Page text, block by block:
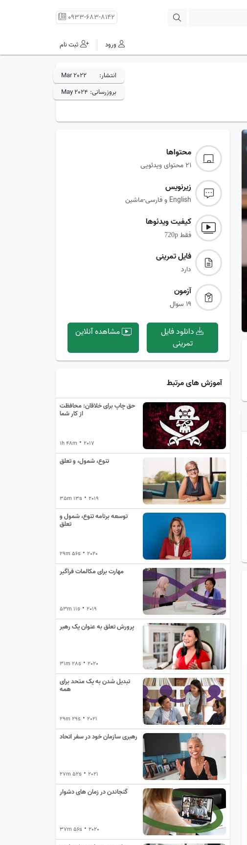
0933-683-8142
ورود ثبت نام
انتشار:
Mar 2022
بروزرسانی: May 2024
محتواها
21 محتوای ویدئویی
زیرنویس‌
English و فارسی-ماشین
کیفیت ویدئوها‌
فقط 720p
فایل تمرینی‌
دارد
آزمون‌
19 سوال
دانلود فایل
تمرینی
مشاهده آنلاین
آموزش های مرتبط
حق چاپ برای خلاقان: محافظت
از کار شما
1h 48m • 2017
تنوع، شمول، و تعلق
35m 13s • 2019
توسعه برنامه تنوع، شمول و
تعلق
29m 56s • 2020
مهارت برای مکالمات فراگیر
53m 11s • 2019
پرورش تعلق به عنوان یک رهبر
31m 28s • 2020
تبدیل شدن به یک متحد برای
همه
29m 29s • 2021
رهبری سازمان خود در سفر اتحاد
27m 52s • 2021
گنجاندن در زمان های دشوار
37m 56s • 2020